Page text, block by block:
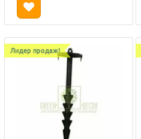
Лидер продаж!